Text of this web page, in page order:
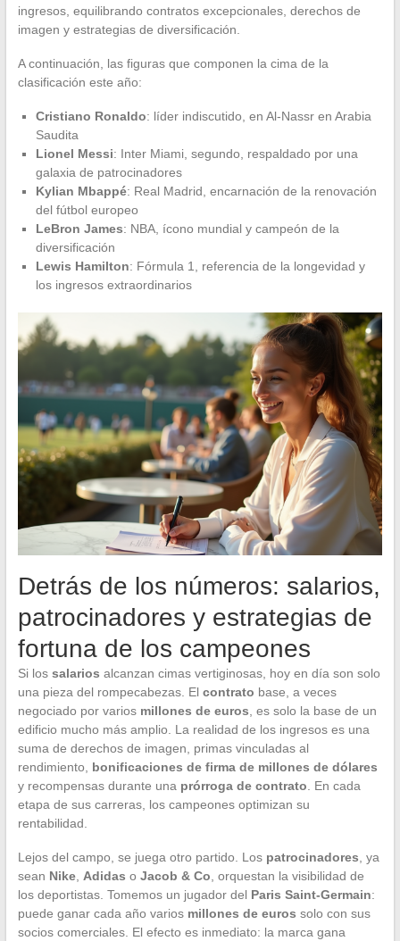
ingresos, equilibrando contratos excepcionales, derechos de
imagen y estrategias de diversificación.
A continuación, las figuras que componen la cima de la
clasificación este año:
Cristiano Ronaldo: líder indiscutido, en Al-Nassr en Arabia
Saudita
Lionel Messi: Inter Miami, segundo, respaldado por una
galaxia de patrocinadores
Kylian Mbappé: Real Madrid, encarnación de la renovación
del fútbol europeo
LeBron James: NBA, ícono mundial y campeón de la
diversificación
Lewis Hamilton: Fórmula 1, referencia de la longevidad y
los ingresos extraordinarios
Detrás de los números: salarios,
patrocinadores y estrategias de
fortuna de los campeones
Si los salarios alcanzan cimas vertiginosas, hoy en día son solo
una pieza del rompecabezas. El contrato base, a veces
negociado por varios millones de euros , es solo la base de un
edificio mucho más amplio. La realidad de los ingresos es una
suma de derechos de imagen, primas vinculadas al
rendimiento, bonificaciones de firma de millones de dólares
y recompensas durante una prórroga de contrato . En cada
etapa de sus carreras, los campeones optimizan su
rentabilidad.
Lejos del campo, se juega otro partido. Los patrocinadores , ya
sean Nike, Adidas o Jacob & Co , orquestan la visibilidad de
los deportistas. Tomemos un jugador del Paris Saint-Germain:
puede ganar cada año varios millones de euros solo con sus
socios comerciales. El efecto es inmediato: la marca gana